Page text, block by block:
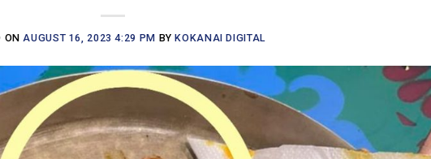
ON AUGUST 16, 2023 4:29 PM BYKOKANAI DIGITAL